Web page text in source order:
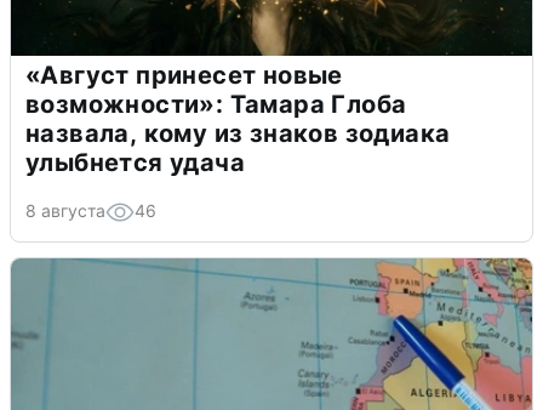
«Август принесет новые
возможности»: Тамара Глоба
назвала, кому из знаков зодиака
улыбнется удача
8 августа 46